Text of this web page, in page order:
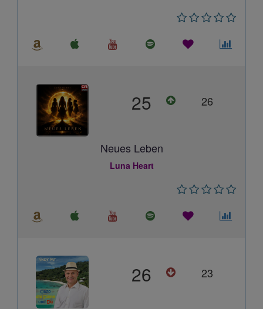
25 26
Neues Leben
Luna Heart
26 23